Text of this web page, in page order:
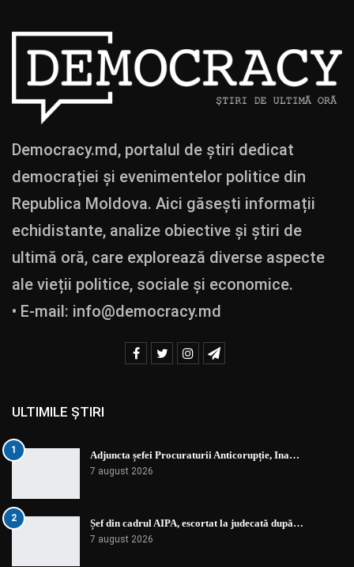
Democracy.md, portalul de știri dedicat
democrației și evenimentelor politice din
Republica Moldova. Aici găsești informații
echidistante, analize obiective și știri de
ultimă oră, care explorează diverse aspecte
ale vieții politice, sociale și economice.
• E-mail: info@democracy.md
ULTIMILE ȘTIRI
1 Adjuncta șefei Procuraturii Anticorupție, Ina…
7 august 2026
2 Șef din cadrul AIPA, escortat la judecată după…
7 august 2026